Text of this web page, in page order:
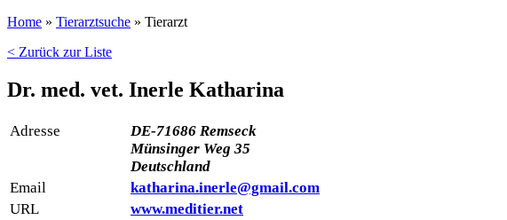
Home » Tierarztsuche » Tierarzt
< Zurück zur Liste
Dr. med. vet. Inerle Katharina
Adresse
DE-71686 Remseck
Münsinger Weg 35
Deutschland
Email
katharina.inerle@gmail.com
URL
www.meditier.net